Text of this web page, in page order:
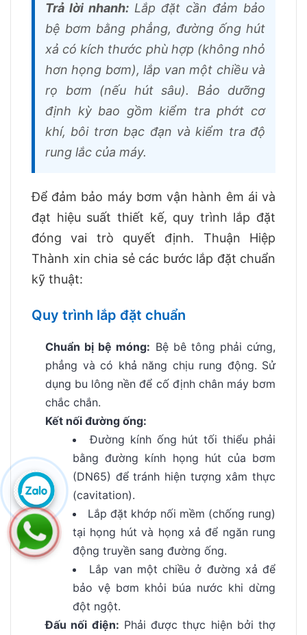
Trả lời nhanh: Lắp đặt cần đảm bảo
bệ bơm bằng phẳng, đường ống hút
xả có kích thước phù hợp (không nhỏ
hơn họng bơm), lắp van một chiều và
rọ bơm (nếu hút sâu). Bảo dưỡng
định kỳ bao gồm kiểm tra phớt cơ
khí, bôi trơn bạc đạn và kiểm tra độ
rung lắc của máy.
Để đảm bảo máy bơm vận hành êm ái và
đạt hiệu suất thiết kế, quy trình lắp đặt
đóng vai trò quyết định. Thuận Hiệp
Thành xin chia sẻ các bước lắp đặt chuẩn
kỹ thuật:
Quy trình lắp đặt chuẩn
Chuẩn bị bệ móng: Bệ bê tông phải cứng,
phẳng và có khả năng chịu rung động. Sử
dụng bu lông nền để cố định chân máy bơm
chắc chắn.
Kết nối đường ống:
Đường kính ống hút tối thiểu phải
bằng đường kính họng hút của bơm
(DN65) để tránh hiện tượng xâm thực
(cavitation).
Lắp đặt khớp nối mềm (chống rung)
tại họng hút và họng xả để ngăn rung
động truyền sang đường ống.
Lắp van một chiều ở đường xả để
bảo vệ bơm khỏi búa nước khi dừng
đột ngột.
Đấu nối điện: Phải được thực hiện bởi thợ